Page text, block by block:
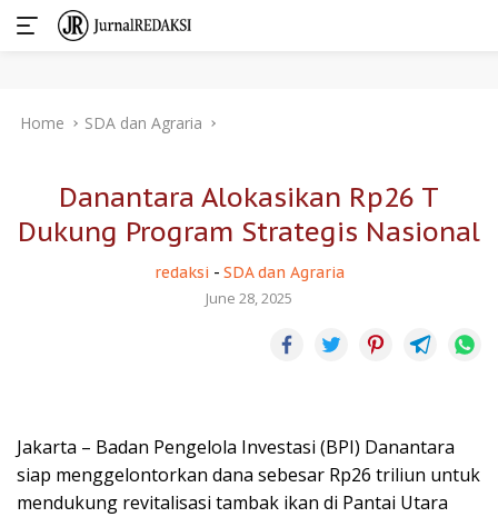
Home SDA dan Agraria
Danantara Alokasikan Rp26 T
Dukung Program Strategis Nasional
redaksi - SDA dan Agraria
June 28, 2025
Jakarta – Badan Pengelola Investasi (BPI) Danantara
siap menggelontorkan dana sebesar Rp26 triliun untuk
mendukung revitalisasi tambak ikan di Pantai Utara